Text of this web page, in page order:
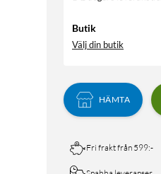
Butik
Välj din butik
HÄMTA
Fri frakt från 599:-